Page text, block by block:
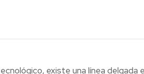
existe una línea delgada